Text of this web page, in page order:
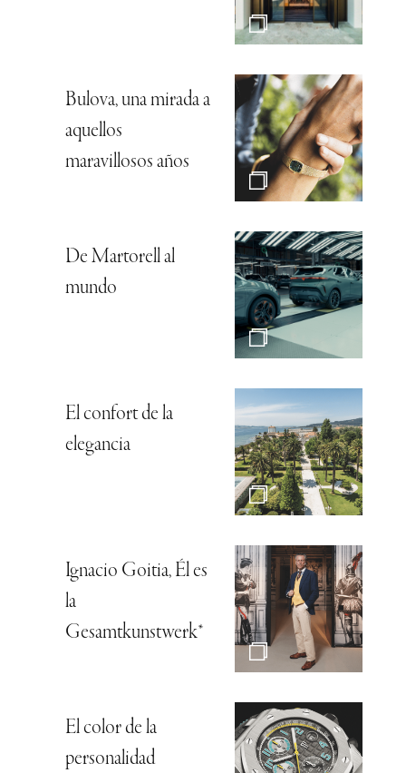
Bulova, una mirada a
aquellos
maravillosos años
De Martorell al
mundo
El confort de la
elegancia
Ignacio Goitia, Él es
la
Gesamtkunstwerk*
El color de la
personalidad